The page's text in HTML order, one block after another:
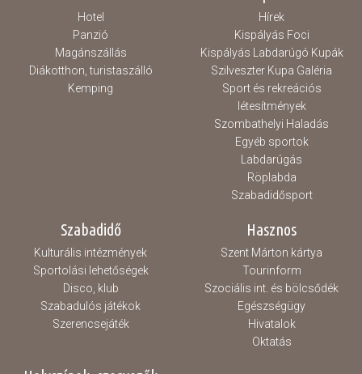
Hotel
Panzió
Magánszállás
Diákotthon, turistaszálló
Kemping
Hírek
Kispályás Foci
Kispályás Labdarúgó Kupák
Szilveszter Kupa Galéria
Sport és rekreációs
létesítmények
Szombathelyi Haladás
Egyéb sportok
Labdarúgás
Röplabda
Szabadidősport
Szabadidő
Kulturális intézmények
Sportolási lehetőségek
Disco, klub
Szabadulós játékok
Szerencsejáték
Hasznos
Szent Márton kártya
Tourinform
Szociális int. és bölcsődék
Egészségügy
Hivatalok
Oktatás